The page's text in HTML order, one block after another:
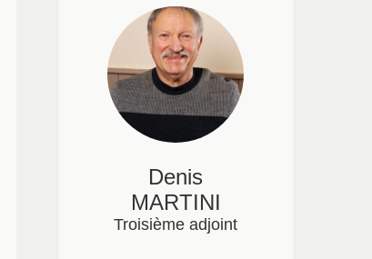
Denis
MARTINI
Troisième adjoint